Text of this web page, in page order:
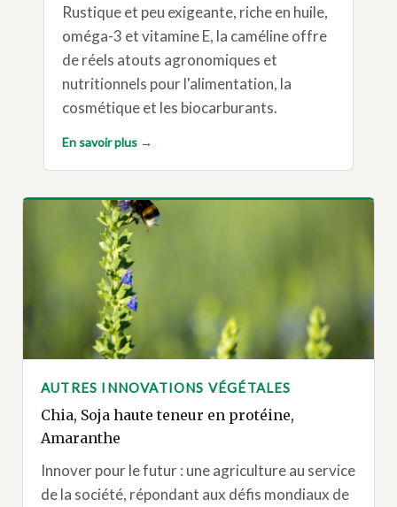
Rustique et peu exigeante, riche en huile,
oméga-3 et vitamine E, la caméline offre
de réels atouts agronomiques et
nutritionnels pour l'alimentation, la
cosmétique et les biocarburants.
En savoir plus →
AUTRES INNOVATIONS VÉGÉTALES
Chia, Soja haute teneur en protéine,
Amaranthe
Innover pour le futur : une agriculture au service
de la société, répondant aux défis mondiaux de